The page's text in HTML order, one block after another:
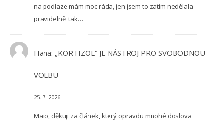
na podlaze mám moc ráda, jen jsem to zatím nedělala
pravidelně, tak…
Hana: „KORTIZOL“ JE NÁSTROJ PRO SVOBODNOU
VOLBU
25. 7. 2026
Maio, děkuji za článek, který opravdu mnohé doslova